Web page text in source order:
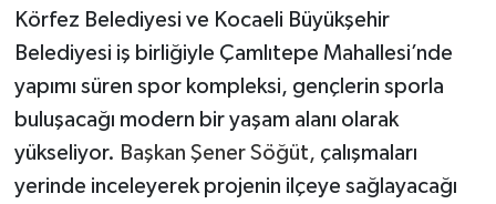
Körfez Belediyesi ve Kocaeli Büyükşehir
Belediyesi iş birliğiyle Çamlıtepe Mahallesi’nde
yapımı süren spor kompleksi, gençlerin sporla
buluşacağı modern bir yaşam alanı olarak
yükseliyor. Başkan Şener Söğüt, çalışmaları
yerinde inceleyerek projenin ilçeye sağlayacağı